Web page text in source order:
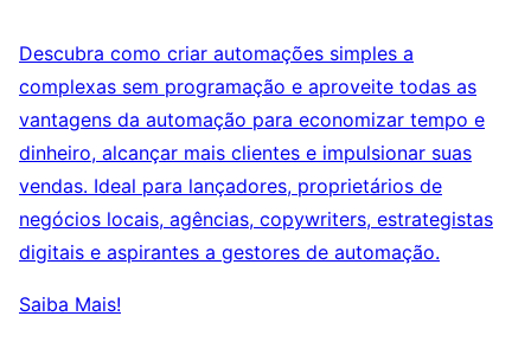
Descubra como criar automações simples a
complexas sem programação e aproveite todas as
vantagens da automação para economizar tempo e
dinheiro, alcançar mais clientes e impulsionar suas
vendas. Ideal para lançadores, proprietários de
negócios locais, agências, copywriters, estrategistas
digitais e aspirantes a gestores de automação.
Saiba Mais!